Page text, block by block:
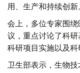
用、生产和持续创新
会上，多位专家围
议，重点讨论了科
科研项目实施以及科
卫生部表示，生物